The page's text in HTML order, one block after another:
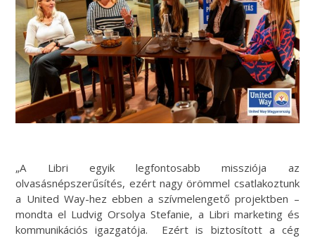
„A Libri egyik legfontosabb missziója az
olvasásnépszerűsítés, ezért nagy örömmel csatlakoztunk
a United Way-hez ebben a szívmelengető projektben –
mondta el Ludvig Orsolya Stefanie, a Libri marketing és
kommunikációs igazgatója. Ezért is biztosított a cég